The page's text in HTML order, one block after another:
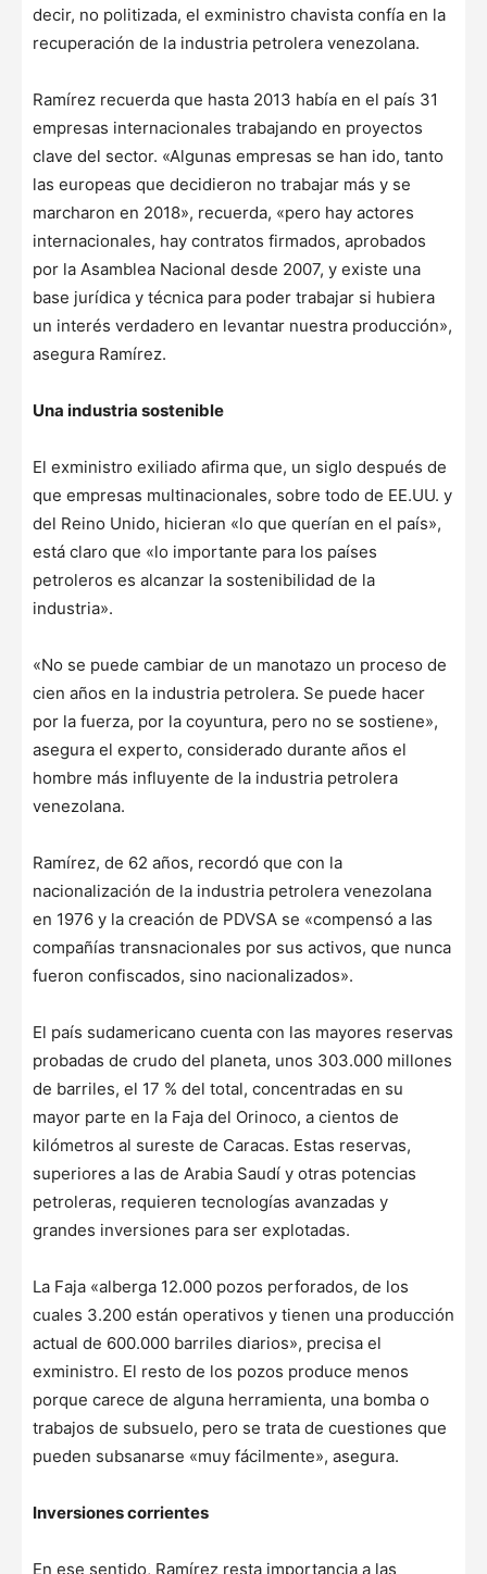
decir, no politizada, el exministro chavista confía en la
recuperación de la industria petrolera venezolana.
Ramírez recuerda que hasta 2013 había en el país 31
empresas internacionales trabajando en proyectos
clave del sector. «Algunas empresas se han ido, tanto
las europeas que decidieron no trabajar más y se
marcharon en 2018», recuerda, «pero hay actores
internacionales, hay contratos firmados, aprobados
por la Asamblea Nacional desde 2007, y existe una
base jurídica y técnica para poder trabajar si hubiera
un interés verdadero en levantar nuestra producción»,
asegura Ramírez.
Una industria sostenible
El exministro exiliado afirma que, un siglo después de
que empresas multinacionales, sobre todo de EE.UU. y
del Reino Unido, hicieran «lo que querían en el país»,
está claro que «lo importante para los países
petroleros es alcanzar la sostenibilidad de la
industria».
«No se puede cambiar de un manotazo un proceso de
cien años en la industria petrolera. Se puede hacer
por la fuerza, por la coyuntura, pero no se sostiene»,
asegura el experto, considerado durante años el
hombre más influyente de la industria petrolera
venezolana.
Ramírez, de 62 años, recordó que con la
nacionalización de la industria petrolera venezolana
en 1976 y la creación de PDVSA se «compensó a las
compañías transnacionales por sus activos, que nunca
fueron confiscados, sino nacionalizados».
El país sudamericano cuenta con las mayores reservas
probadas de crudo del planeta, unos 303.000 millones
de barriles, el 17 % del total, concentradas en su
mayor parte en la Faja del Orinoco, a cientos de
kilómetros al sureste de Caracas. Estas reservas,
superiores a las de Arabia Saudí y otras potencias
petroleras, requieren tecnologías avanzadas y
grandes inversiones para ser explotadas.
La Faja «alberga 12.000 pozos perforados, de los
cuales 3.200 están operativos y tienen una producción
actual de 600.000 barriles diarios», precisa el
exministro. El resto de los pozos produce menos
porque carece de alguna herramienta, una bomba o
trabajos de subsuelo, pero se trata de cuestiones que
pueden subsanarse «muy fácilmente», asegura.
Inversiones corrientes
En ese sentido, Ramírez resta importancia a las